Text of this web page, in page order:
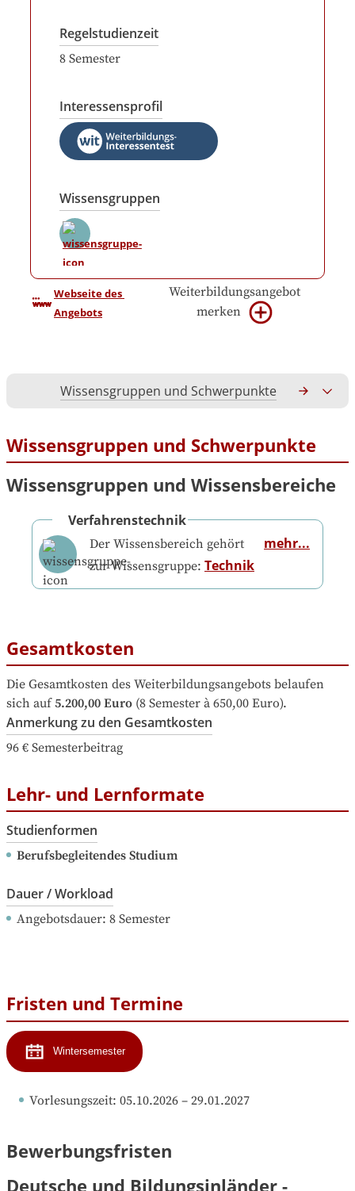
Regelstudienzeit
8 Semester
Interessensprofil
Wissensgruppen
Webseite des
Angebots
Weiterbildungsangebot
merken
Wissensgruppen und Schwerpunkte
Wissensgruppen und Schwerpunkte
Wissensgruppen und Wissensbereiche
Verfahrenstechnik
Der Wissensbereich gehört
zur Wissensgruppe: Technik
mehr...
Gesamtkosten
Die Gesamtkosten des Weiterbildungsangebots belaufen
sich auf 5.200,00 Euro (8 Semester à 650,00 Euro).
Anmerkung zu den Gesamtkosten
96 € Semesterbeitrag
Lehr- und Lernformate
Studienformen
Berufsbegleitendes Studium
Dauer / Workload
Angebotsdauer: 8 Semester
Fristen und Termine
Wintersemester
Vorlesungszeit: 05.10.2026 – 29.01.2027
Bewerbungsfristen
Deutsche und Bildungsinländer -